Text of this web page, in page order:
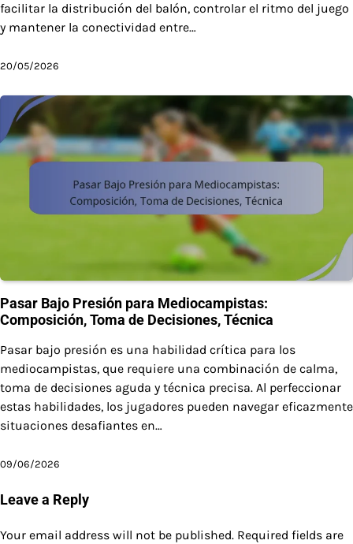
facilitar la distribución del balón, controlar el ritmo del juego
y mantener la conectividad entre…
20/05/2026
Pasar Bajo Presión para Mediocampistas:
Composición, Toma de Decisiones, Técnica
Pasar bajo presión es una habilidad crítica para los
mediocampistas, que requiere una combinación de calma,
toma de decisiones aguda y técnica precisa. Al perfeccionar
estas habilidades, los jugadores pueden navegar eficazmente
situaciones desafiantes en…
09/06/2026
Leave a Reply
Your email address will not be published. Required fields are